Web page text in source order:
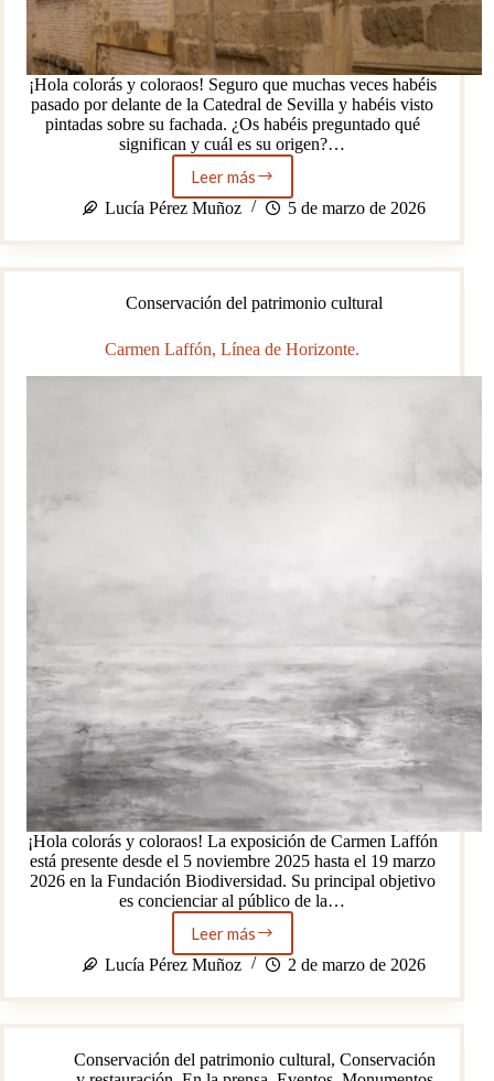
¡Hola colorás y coloraos! Seguro que muchas veces habéis
pasado por delante de la Catedral de Sevilla y habéis visto
pintadas sobre su fachada. ¿Os habéis preguntado qué
significan y cuál es su origen?…
Leer más
Los
vítores
la
Catedral
Sevilla
Lucía Pérez Muñoz 5 de marzo de 2026
Conservación del patrimonio cultural
Carmen Laffón, Línea de Horizonte.
¡Hola colorás y coloraos! La exposición de Carmen Laffón
está presente desde el 5 noviembre 2025 hasta el 19 marzo
2026 en la Fundación Biodiversidad. Su principal objetivo
es concienciar al público de la…
Leer másCarmen
Laffón,
de
Horizonte.
Lucía Pérez Muñoz 2 de marzo de 2026
Conservación del patrimonio cultural, Conservación